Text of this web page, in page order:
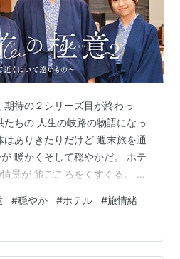
待の２シリーズ目が終わっ
ちの 人生の岐路の物語になっ
ありきたりだけど 週末旅を通
暖かくそして穏やかだ。 ホテ
景が 旅ごころをくすぐる。 次
#穏やか #ホテル #旅情緒